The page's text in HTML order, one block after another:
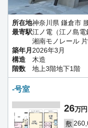
所在地神奈川県 鎌倉市
最寄駅江ノ電（江ノ島電
湘南モノレール
築年月 2026年3月
構造
木造
階数
地上3階地下1階
-号室
26万円
敷